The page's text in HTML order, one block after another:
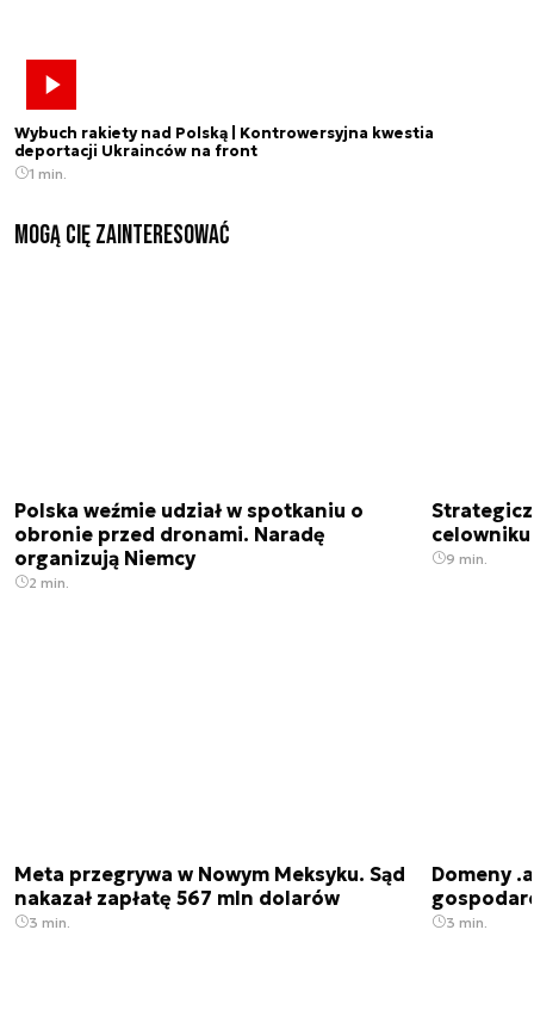
Wybuch rakiety nad Polską | Kontrowersyjna kwestia
deportacji Ukrainców na front
1 min.
Mogą Cię zainteresować
Polska weźmie udział w spotkaniu o
obronie przed dronami. Naradę
organizują Niemcy
2 min.
9 min.
Meta przegrywa w Nowym Meksyku. Sąd
nakazał zapłatę 567 mln dolarów
3 min.
Domeny
3 min.